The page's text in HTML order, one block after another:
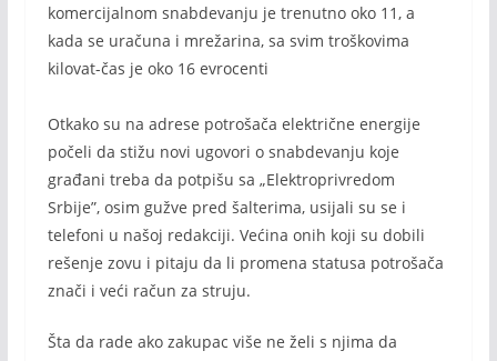
komercijalnom snabdevanju je trenutno oko 11, a
kada se uračuna i mrežarina, sa svim troškovima
kilovat-čas je oko 16 evrocenti
Otkako su na adrese potrošača električne energije
počeli da stižu novi ugovori o snabdevanju koje
građani treba da potpišu sa „Elektroprivredom
Srbije”, osim gužve pred šalterima, usijali su se i
telefoni u našoj redakciji. Većina onih koji su dobili
rešenje zovu i pitaju da li promena statusa potrošača
znači i veći račun za struju.
Šta da rade ako zakupac više ne želi s njima da